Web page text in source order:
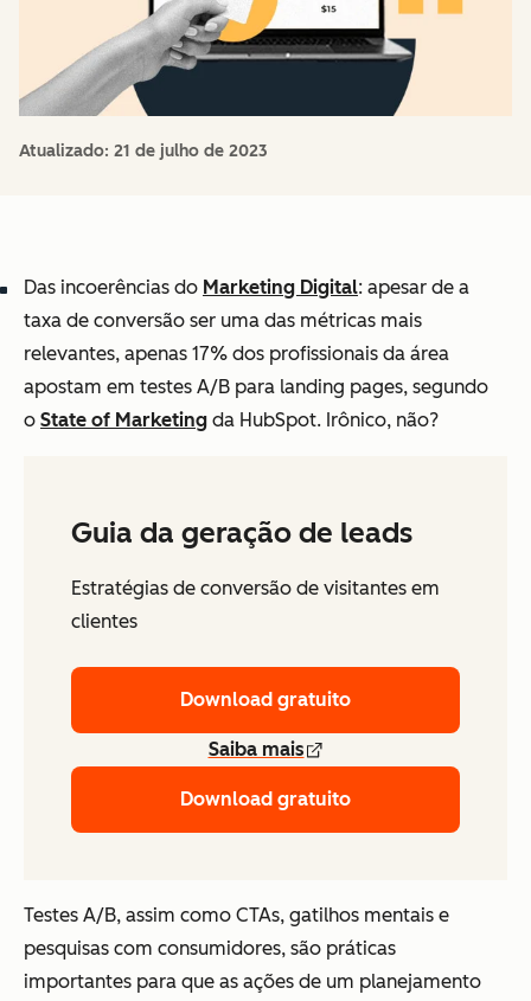
Atualizado: 21 de julho de 2023
Das incoerências do Marketing Digital: apesar de a
taxa de conversão ser uma das métricas mais
relevantes, apenas 17% dos profissionais da área
apostam em testes A/B para landing pages, segundo
o State of Marketing da HubSpot. Irônico, não?
Guia da geração de leads
Estratégias de conversão de visitantes em
clientes
Download gratuito
Saiba mais
Download gratuito
Testes A/B, assim como CTAs, gatilhos mentais e
pesquisas com consumidores, são práticas
importantes para que as ações de um planejamento